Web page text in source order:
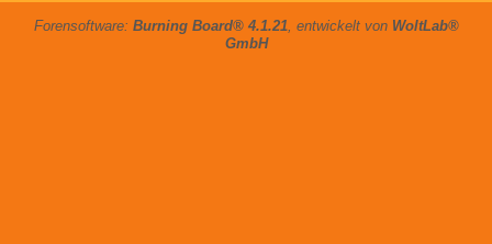
Forensoftware: Burning Board® 4.1.21, entwickelt von WoltLab®
GmbH